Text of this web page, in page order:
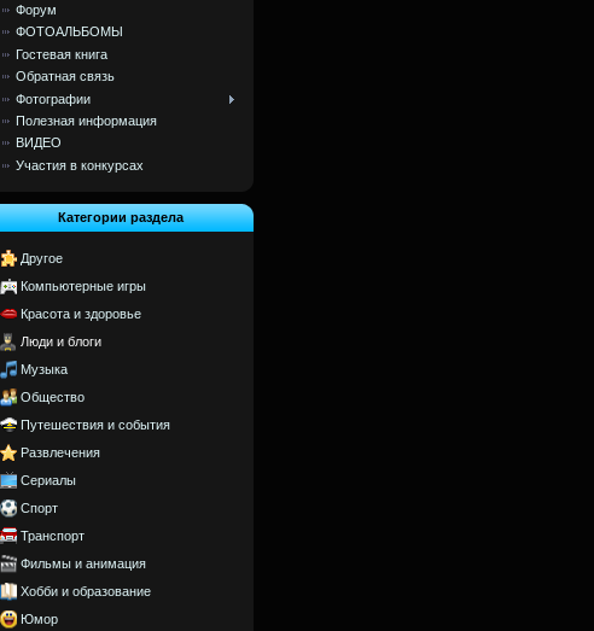
Форум
ФОТОАЛЬБОМЫ
Гостевая книга
Обратная связь
Фотографии
Полезная информация
ВИДЕО
Участия в конкурсах
Категории раздела
Другое
Компьютерные игры
Красота и здоровье
Люди и блоги
Музыка
Общество
Путешествия и события
Развлечения
Сериалы
Спорт
Транспорт
Фильмы и анимация
Хобби и образование
Юмор